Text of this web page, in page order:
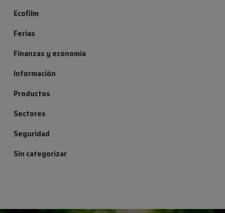
Ecofilm
Ferias
Finanzas y economía
Información
Productos
Sectores
Seguridad
Sin categorizar